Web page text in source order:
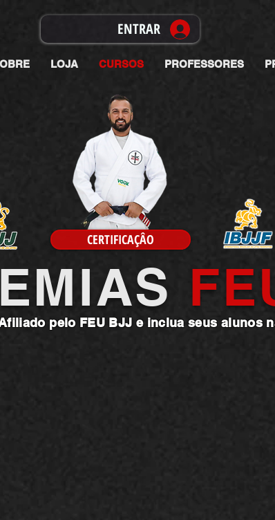
ENTRAR
LOJA CURSOS PROFESSORES
CERTIFICAÇÂO
pelo FEU BJJ e inclua seus alunos